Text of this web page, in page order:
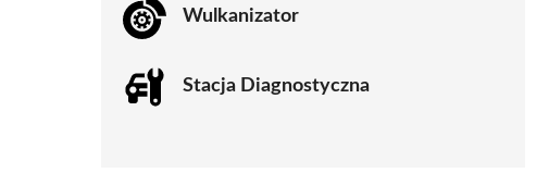
Wulkanizator
Stacja Diagnostyczna